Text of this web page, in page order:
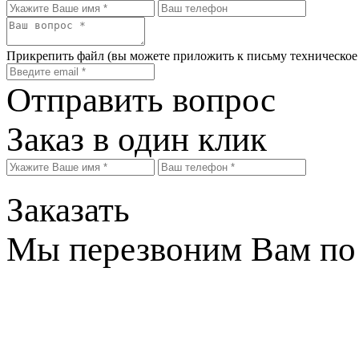
Прикрепить файл (вы можете приложить к письму
Отправить вопрос
Заказ в один клик
Заказать
Мы перезвоним Вам по